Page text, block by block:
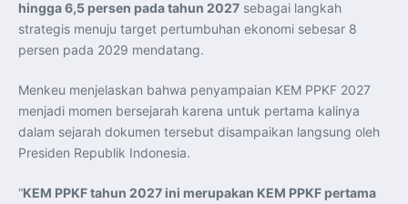
hingga 6,5 persen pada tahun 2027 sebagai langkah
strategis menuju target pertumbuhan ekonomi sebesar 8
persen pada 2029 mendatang.
Menkeu menjelaskan bahwa penyampaian KEM PPKF 2027
menjadi momen bersejarah karena untuk pertama kalinya
dalam sejarah dokumen tersebut disampaikan langsung oleh
Presiden Republik Indonesia.
“KEM PPKF tahun 2027 ini merupakan KEM PPKF pertama